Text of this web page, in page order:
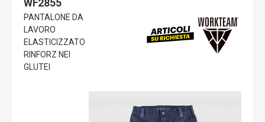
WF2855
PANTALONE DA
LAVORO
ELASTICIZZATO
RINFORZ NEI
GLUTEI